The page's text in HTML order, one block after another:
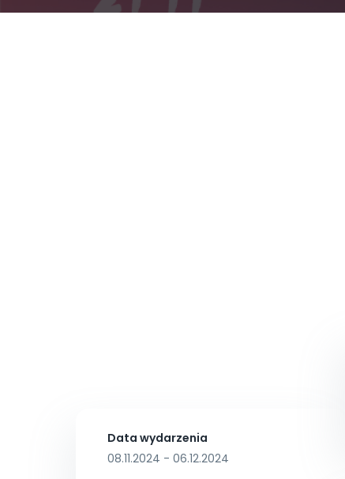
Data wydarzenia
08.11.2024 - 06.12.2024